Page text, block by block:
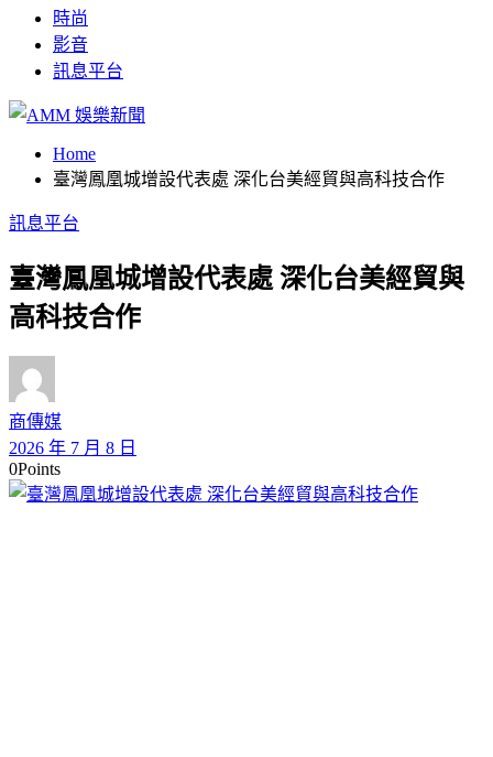
時尚
影音
訊息平台
Home
臺灣鳳凰城增設代表處 深化台美經貿與高科技合作
訊息平台
臺灣鳳凰城增設代表處 深化台美經貿與
高科技合作
商傳媒
2026 年 7 月 8 日
0Points